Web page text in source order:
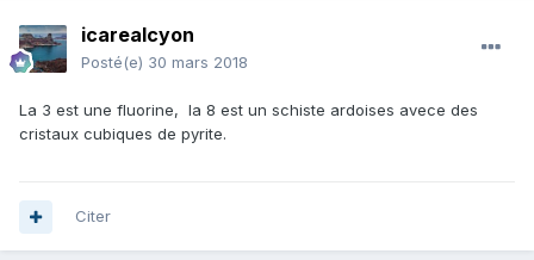
icarealcyon
Posté(e) 30 mars 2018
La 3 est une fluorine, la 8 est un schiste ardoises avece des
cristaux cubiques de pyrite.
Citer